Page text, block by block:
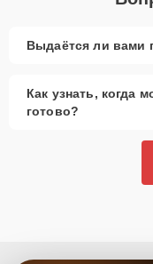
Выдаётся ли вами
Как узнать, когда
готово?